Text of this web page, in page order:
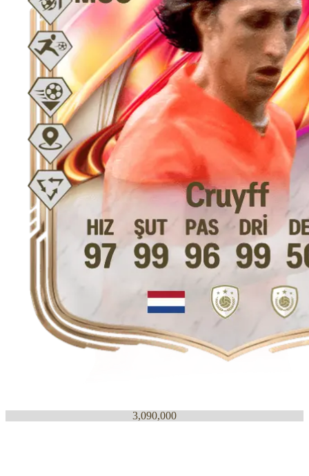
3,090,000